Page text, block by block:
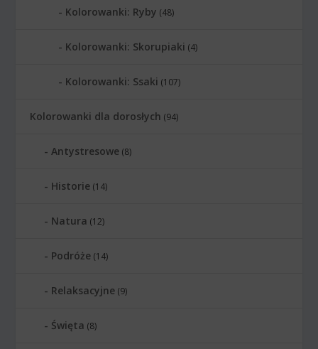
Kolorowanki: Ryby (48)
Kolorowanki: Skorupiaki (4)
Kolorowanki: Ssaki (107)
Kolorowanki dla dorosłych (94)
Antystresowe (8)
Historie (14)
Natura (12)
Podróże (14)
Relaksacyjne (9)
Święta (8)